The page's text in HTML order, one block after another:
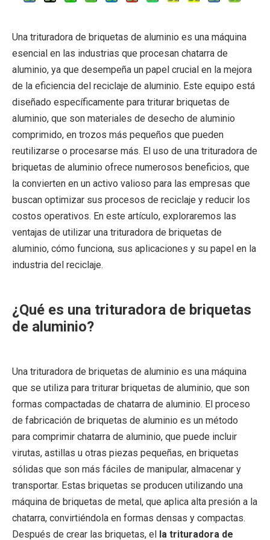
Una trituradora de briquetas de aluminio es una máquina
esencial en las industrias que procesan chatarra de
aluminio, ya que desempeña un papel crucial en la mejora
de la eficiencia del reciclaje de aluminio. Este equipo está
diseñado específicamente para triturar briquetas de
aluminio, que son materiales de desecho de aluminio
comprimido, en trozos más pequeños que pueden
reutilizarse o procesarse más. El uso de una trituradora de
briquetas de aluminio ofrece numerosos beneficios, que
la convierten en un activo valioso para las empresas que
buscan optimizar sus procesos de reciclaje y reducir los
costos operativos. En este artículo, exploraremos las
ventajas de utilizar una trituradora de briquetas de
aluminio, cómo funciona, sus aplicaciones y su papel en la
industria del reciclaje.
¿Qué es una trituradora de briquetas
de aluminio?
Una trituradora de briquetas de aluminio es una máquina
que se utiliza para triturar briquetas de aluminio, que son
formas compactadas de chatarra de aluminio. El proceso
de fabricación de briquetas de aluminio es un método
para comprimir chatarra de aluminio, que puede incluir
virutas, astillas u otras piezas pequeñas, en briquetas
sólidas que son más fáciles de manipular, almacenar y
transportar. Estas briquetas se producen utilizando una
máquina de briquetas de metal, que aplica alta presión a la
chatarra, convirtiéndola en formas densas y compactas.
Después de crear las briquetas, el la trituradora de